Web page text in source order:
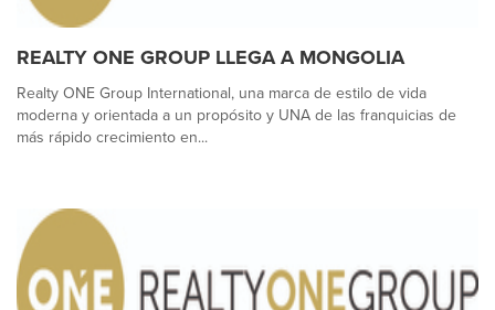
REALTY ONE GROUP LLEGA A MONGOLIA
Realty ONE Group International, una marca de estilo de vida
moderna y orientada a un propósito y UNA de las franquicias de
más rápido crecimiento en...